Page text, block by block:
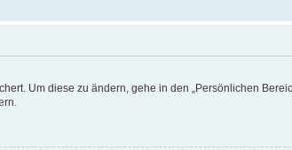
Um diese zu ändern, gehe in den „Persönlichen